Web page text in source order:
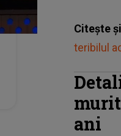
Citește
teribilul
ani